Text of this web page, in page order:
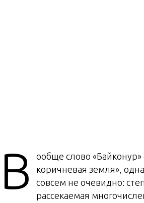
В
ообще слово «Байконур»
коричневая земля»,
совсем не очевидно:
рассекаемая